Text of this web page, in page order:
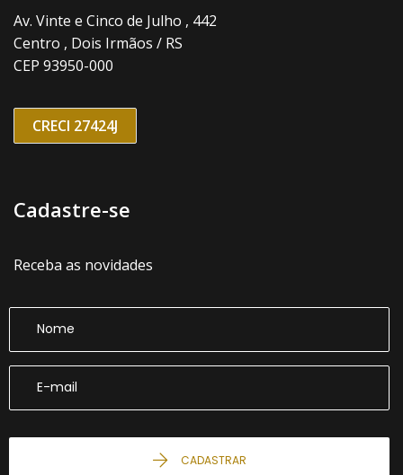
Av. Vinte e Cinco de Julho , 442
Centro , Dois Irmãos / RS
CEP 93950-000
CRECI 27424J
Cadastre-se
Receba as novidades
CADASTRAR